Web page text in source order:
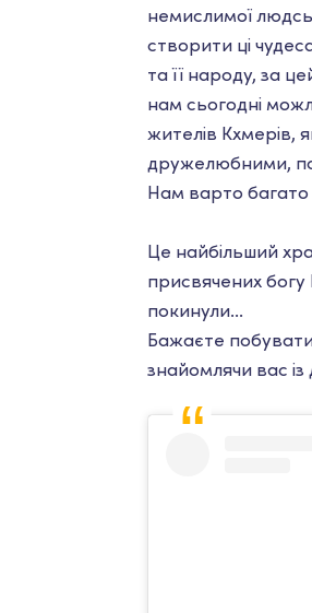
немислимої
створити ці
та її народу, за
нам сьогодні
жителів Кхмерів,
дружелюбними,
Нам варто багато
Це найбільший
присвячених богу
покинули...
Бажаєте
знайомлячи вас із